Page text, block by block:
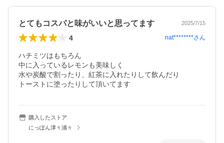
とてもコスパと味がいいと思ってます 2025/7/15
4 nat********さん
ハチミツはもちろん
中に入っているレモンも美味しく
水や炭酸で割ったり、紅茶に入れたりして飲んだり
トーストに塗ったりして頂いてます
購入したストア
にっぽん津々浦々